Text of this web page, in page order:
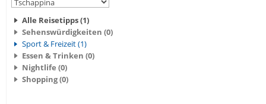
Alle Reisetipps (1)
Sehenswürdigkeiten (0)
Sport & Freizeit (1)
Essen & Trinken (0)
Nightlife (0)
Shopping (0)